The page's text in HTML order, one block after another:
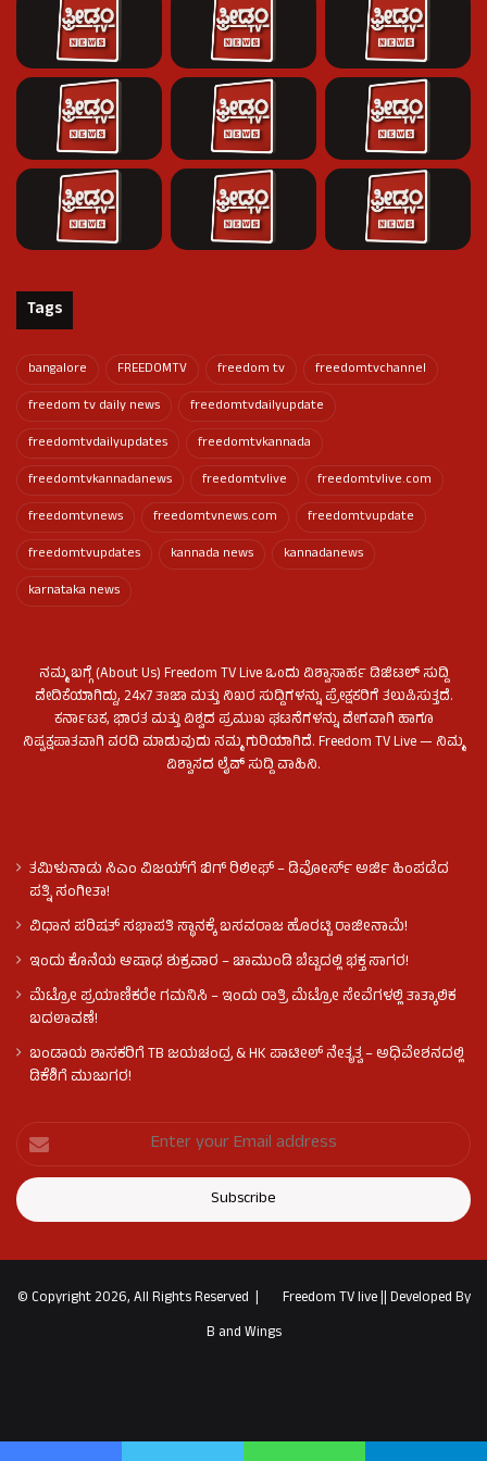
Tags
bangalore FREEDOMTV freedom tv
freedomtvchannel
freedom tv daily news
freedomtvdailyupdate
freedomtvdailyupdates
freedomtvkannada
freedomtvkannadanews
freedomtvlive
freedomtvlive.com
freedomtvnews
freedomtvnews.com
freedomtvupdate
freedomtvupdates
kannada news
kannadanews
karnataka news
ನಮ್ಮ ಬಗ್ಗೆ (About Us) Freedom TV Live ಒಂದು ವಿಶ್ವಾಸಾರ್ಹ ಡಿಜಿಟಲ್ ಸುದ್ದಿ
ವೇದಿಕೆಯಾಗಿದ್ದು, 24x7 ತಾಜಾ ಮತ್ತು ನಿಖರ ಸುದ್ದಿಗಳನ್ನು ಪ್ರೇಕ್ಷಕರಿಗೆ ತಲುಪಿಸುತ್ತದೆ.
ಕರ್ನಾಟಕ, ಭಾರತ ಮತ್ತು ವಿಶ್ವದ ಪ್ರಮುಖ ಘಟನೆಗಳನ್ನು ವೇಗವಾಗಿ ಹಾಗೂ
ನಿಷ್ಪಕ್ಷಪಾತವಾಗಿ ವರದಿ ಮಾಡುವುದು ನಮ್ಮ ಗುರಿಯಾಗಿದೆ. Freedom TV Live — ನಿಮ್ಮ
ವಿಶ್ವಾಸದ ಲೈವ್ ಸುದ್ದಿ ವಾಹಿನಿ.
ತಮಿಳುನಾಡು ಸಿಎಂ ವಿಜಯ್‌ಗೆ ಬಿಗ್ ರಿಲೀಫ್ – ಡಿವೋರ್ಸ್ ಅರ್ಜಿ ಹಿಂಪಡೆದ
ಪತ್ನಿ ಸಂಗೀತಾ!
ವಿಧಾನ ಪರಿಷತ್ ಸಭಾಪತಿ ಸ್ಥಾನಕ್ಕೆ ಬಸವರಾಜ ಹೊರಟ್ಟಿ ರಾಜೀನಾಮೆ!
ಇಂದು ಕೊನೆಯ ಆಷಾಢ ಶುಕ್ರವಾರ – ಚಾಮುಂಡಿ ಬೆಟ್ಟದಲ್ಲಿ ಭಕ್ತ ಸಾಗರ!
ಮೆಟ್ರೋ ಪ್ರಯಾಣಿಕರೇ ಗಮನಿಸಿ – ಇಂದು ರಾತ್ರಿ ಮೆಟ್ರೋ ಸೇವೆಗಳಲ್ಲಿ ತಾತ್ಕಾಲಿಕ
ಬದಲಾವಣೆ!
ಬಂಡಾಯ ಶಾಸಕರಿಗೆ TB ಜಯಚಂದ್ರ & HK ಪಾಟೀಲ್ ನೇತೃತ್ವ – ಅಧಿವೇಶನದಲ್ಲಿ
ಡಿಕೆಶಿಗೆ ಮುಜುಗರ!
© Copyright 2026, All Rights Reserved | Freedom TV live||Developed By
B and Wings